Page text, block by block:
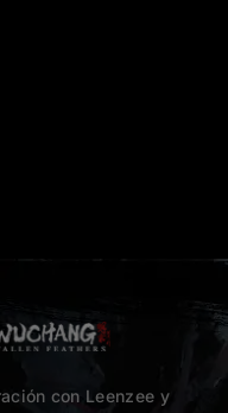
con Leenzee y